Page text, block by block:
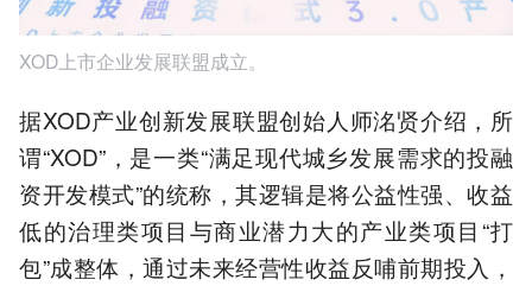
XOD上市企业发展联盟成立。
据XOD产业创新发展联盟创始人师洺贤介绍，所
谓“XOD”，是一类“满足现代城乡发展需求的投融
资开发模式”的统称，其逻辑是将公益性强、收益
低的治理类项目与商业潜力大的产业类项目“打
包”成整体，通过未来经营性收益反哺前期投入，